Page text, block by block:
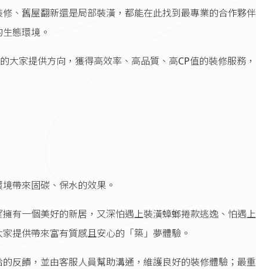
、舊屋翻新還是局部裝潢，都能在此找到最專業的合作夥
態環境。
大家提供方向，獲得高效率、高品質、高CP值的裝修服務
帶來固碳、保水的效果。
有一個美好的新居，又深怕遇上裝潢蟑螂捲款逃逸、怕遇
提供帶來富有質感且安心的「築」夢體驗。
反饋，並由客服人員幫助溝通，維護良好的裝修體驗；最